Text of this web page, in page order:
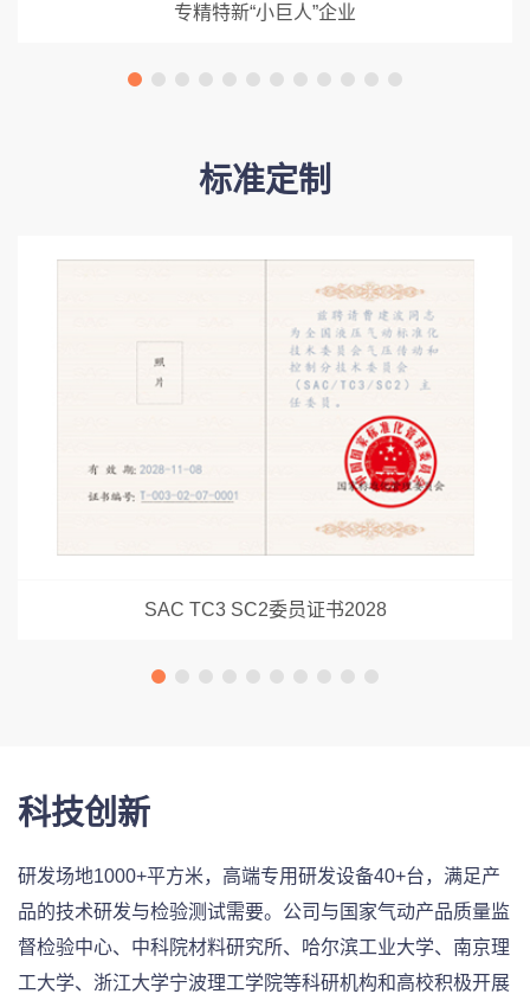
专精特新“小巨人”企业
标准定制
SAC TC3 SC2委员证书2028
科技创新
研发场地1000+平方米，高端专用研发设备40+台，满足产
品的技术研发与检验测试需要。公司与国家气动产品质量监
督检验中心、中科院材料研究所、哈尔滨工业大学、南京理
工大学、浙江大学宁波理工学院等科研机构和高校积极开展